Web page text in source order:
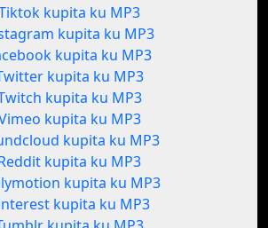
kupita ku MP3
kupita ku MP3
kupita ku MP3
kupita ku MP3
kupita ku MP3
kupita ku MP3
kupita ku MP3
kupita ku MP3
kupita ku MP3
kupita ku MP3